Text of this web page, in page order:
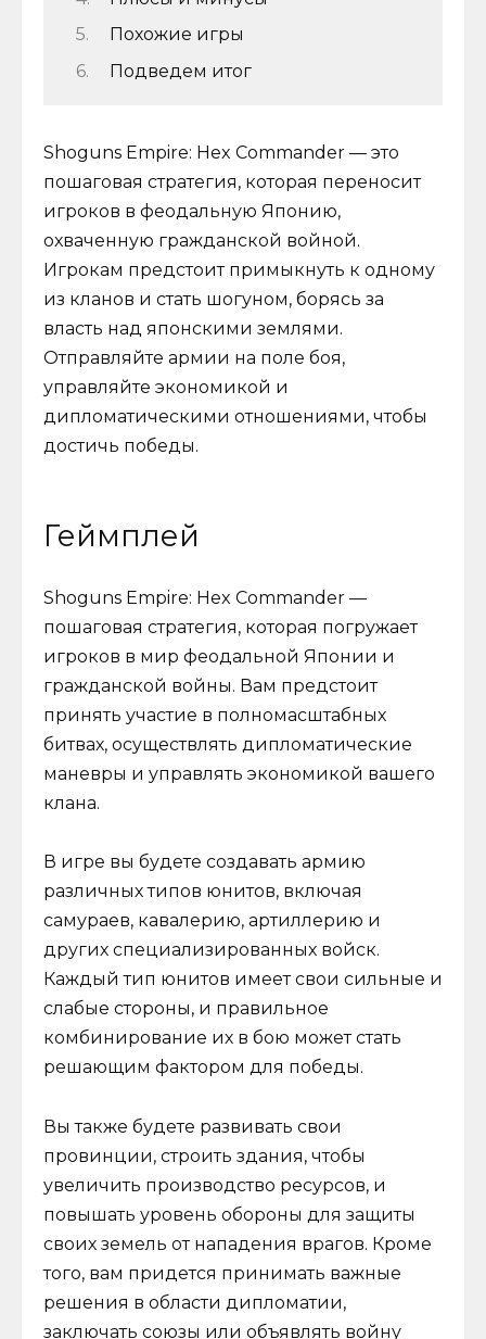
Похожие игры
Подведем итог
Shoguns Empire: Hex Commander — это
пошаговая стратегия, которая переносит
игроков в феодальную Японию,
охваченную гражданской войной.
Игрокам предстоит примыкнуть к одному
из кланов и стать шогуном, борясь за
власть над японскими землями.
Отправляйте армии на поле боя,
управляйте экономикой и
дипломатическими отношениями, чтобы
достичь победы.
Геймплей
Shoguns Empire: Hex Commander —
пошаговая стратегия, которая погружает
игроков в мир феодальной Японии и
гражданской войны. Вам предстоит
принять участие в полномасштабных
битвах, осуществлять дипломатические
маневры и управлять экономикой вашего
клана.
В игре вы будете создавать армию
различных типов юнитов, включая
самураев, кавалерию, артиллерию и
других специализированных войск.
Каждый тип юнитов имеет свои сильные и
слабые стороны, и правильное
комбинирование их в бою может стать
решающим фактором для победы.
Вы также будете развивать свои
провинции, строить здания, чтобы
увеличить производство ресурсов, и
повышать уровень обороны для защиты
своих земель от нападения врагов. Кроме
того, вам придется принимать важные
решения в области дипломатии,
заключать союзы или объявлять войну